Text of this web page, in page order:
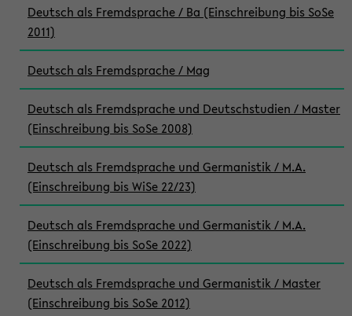
Deutsch als Fremdsprache / Ba (Einschreibung bis SoSe
2011)
Deutsch als Fremdsprache / Mag
Deutsch als Fremdsprache und Deutschstudien / Master
(Einschreibung bis SoSe 2008)
Deutsch als Fremdsprache und Germanistik / M.A.
(Einschreibung bis WiSe 22/23)
Deutsch als Fremdsprache und Germanistik / M.A.
(Einschreibung bis SoSe 2022)
Deutsch als Fremdsprache und Germanistik / Master
(Einschreibung bis SoSe 2012)